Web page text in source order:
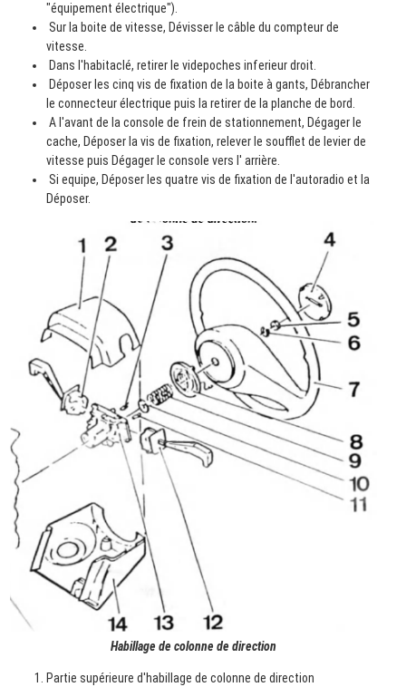
"équipement électrique").
Sur la boite de vitesse, Dévisser le câble du compteur de
vitesse.
Dans l'habitaclé, retirer le videpoches inferieur droit.
Déposer les cinq vis de fixation de la boite à gants, Débrancher
le connecteur électrique puis la retirer de la planche de bord.
A l'avant de la console de frein de stationnement, Dégager le
cache, Déposer la vis de fixation, relever le soufflet de levier de
vitesse puis Dégager le console vers l' arrière.
Si equipe, Déposer les quatre vis de fixation de l'autoradio et la
Déposer.
Habillage de colonne de direction
Partie supérieure d'habillage de colonne de direction